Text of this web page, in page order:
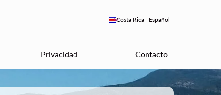
Costa Rica - Español
keyboard_arrow_down
Privacidad Contacto